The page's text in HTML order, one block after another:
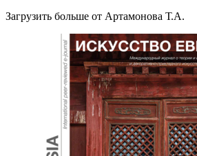
Загрузить больше от Артамонова Т.А.